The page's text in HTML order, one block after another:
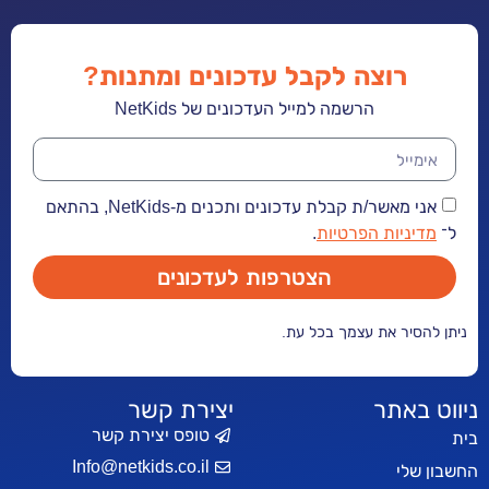
ניווט באתר
בית
החשבון שלי
רוצה לקבל עדכונים ומתנות?
הרשמה למייל העדכונים של NetKids
אני מאשר/ת קבלת עדכונים ותכנים מ-NetKids, בהתאם
ל־ מדיניות הפרטיות.
הצטרפות לעדכונים
ניתן להסיר את עצמך בכל עת.
יצירת קשר
טופס יצירת קשר
Info@netkids.co.il